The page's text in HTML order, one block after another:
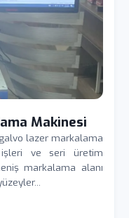
Makinesi
lazer markalama
ve seri üretim
markalama alanı